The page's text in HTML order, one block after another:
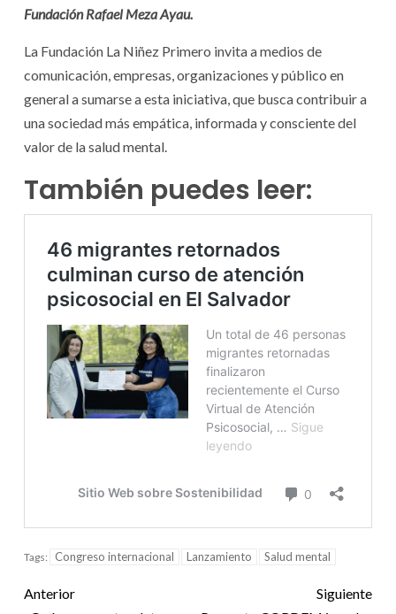
Fundación Rafael Meza Ayau.
La Fundación La Niñez Primero invita a medios de
comunicación, empresas, organizaciones y público en
general a sumarse a esta iniciativa, que busca contribuir a
una sociedad más empática, informada y consciente del
valor de la salud mental.
También puedes leer:
Tags: Congreso internacional Lanzamiento Salud mental
Anterior
Siguiente